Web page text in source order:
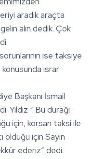
aradık araçta
alın dedik. Çok
ise taksiye
ısrar
Başkanı İsmail
“ Bu durağı
için, korsan taksi ile
için Sayın
ederiz” dedi.